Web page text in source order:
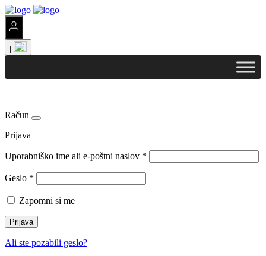
Račun
Prijava
Uporabniško ime ali e-poštni naslov *
Geslo *
Zapomni si me
Prijava
Ali ste pozabili geslo?